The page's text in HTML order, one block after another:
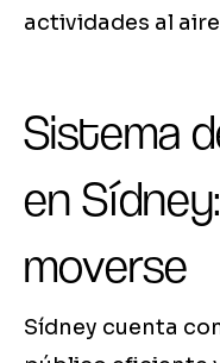
actividades al
Sistema
en
moverse
Sídney cuenta